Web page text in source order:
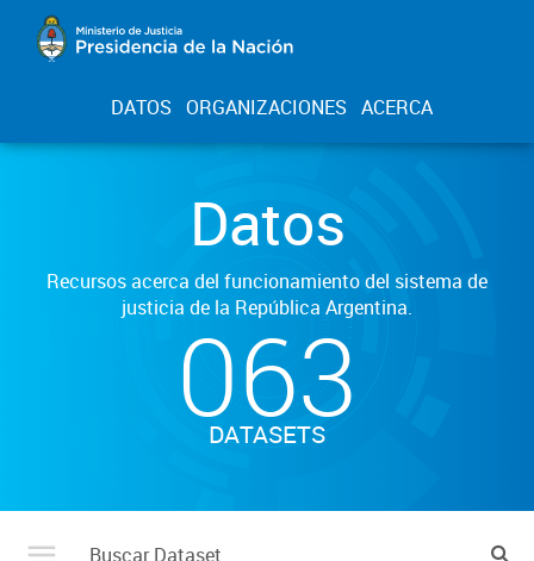
DATOS ORGANIZACIONES ACERCA
Datos
Recursos acerca del funcionamiento del sistema de
justicia de la República Argentina.
063
DATASETS